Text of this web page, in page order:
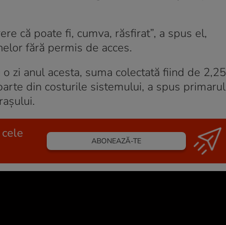
că poate fi, cumva, răsfirat”, a spus el,
fără permis de acces.
zi anul acesta, suma colectată fiind de 2,25
din costurile sistemului, a spus primarul
ABONEAZĂ-TE